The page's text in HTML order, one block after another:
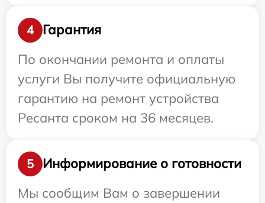
4
Гарантия
По окончании ремонта и оплаты
услуги Вы получите официальную
гарантию на ремонт устройства
Ресанта сроком на 36 месяцев.
5
Информирование о готовности
Мы сообщим Вам о завершении